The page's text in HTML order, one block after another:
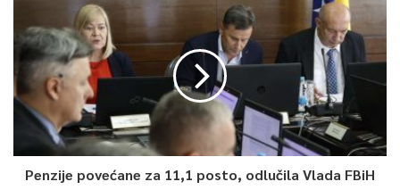
0
Article Rating
Penzije povećane za 11,1 posto, odlučila Vlada FBiH